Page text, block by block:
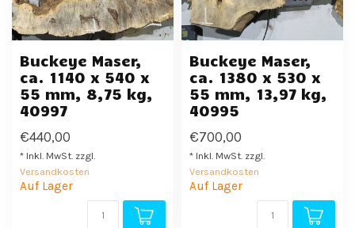
Buckeye Maser,
ca. 1140 x 540 x
55 mm, 8,75 kg,
40997
€440,00
* Inkl. MwSt. zzgl.
Versandkosten
Auf Lager
Buckeye Maser,
ca. 1380 x 530 x
55 mm, 13,97 kg,
40995
€700,00
* Inkl. MwSt. zzgl.
Versandkosten
Auf Lager